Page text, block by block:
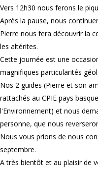
Vers 12h30 nous ferons le
Après la pause, nous
Pierre nous fera découvrir la
les altérites.
Cette journée est une
magnifiques particularités
Nos 2 guides (Pierre et son
rattachés au CPIE pays
l'Environnement) et nous
personne, que nous
Nous vous prions de nous
septembre.
A très bientôt et au plaisir de